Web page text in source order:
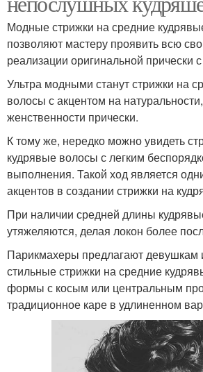
Модные стрижки на средние
позволяют мастеру проявить всю
реализации оригинальной прически
Ультра модными станут стрижки на
волосы с акцентом на
женственности прически.
К тому же, нередко можно увидеть
кудрявые волосы с легким
выполнения. Такой ход является
акцентов в создании стрижки на
При наличии средней длины
утяжеляются, делая локон более
Парикмахеры предлагают
стильные стрижки на средние
формы с косым или центральным
традиционное каре в удлиненном